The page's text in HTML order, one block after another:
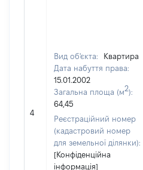
4
Вид об'єкта:
Квартира
Дата набуття права:
15.01.2002
Загальна площа (м2):
64,45
Реєстраційний номер
(кадастровий номер
для земельної ділянки):
[Конфіденційна
інформація]